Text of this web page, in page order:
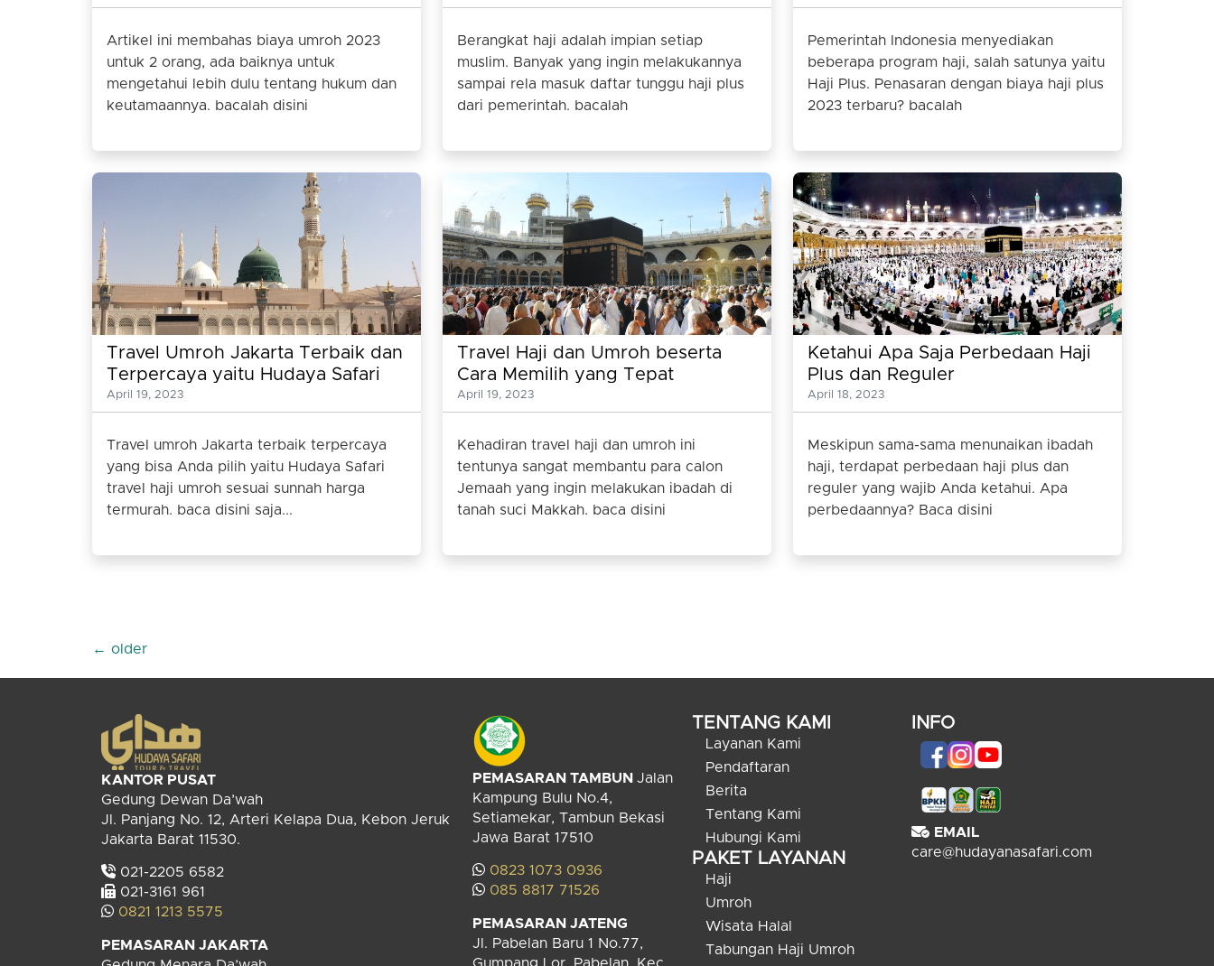
Artikel ini membahas biaya umroh 2023
untuk 2 orang, ada baiknya untuk
mengetahui lebih dulu tentang hukum dan
keutamaannya. bacalah disini
Berangkat haji adalah impian setiap
muslim. Banyak yang ingin melakukannya
sampai rela masuk daftar tunggu haji plus
dari pemerintah. bacalah
Pemerintah Indonesia menyediakan
beberapa program haji, salah satunya yaitu
Haji Plus. Penasaran dengan biaya haji plus
2023 terbaru? bacalah
Travel Umroh Jakarta Terbaik dan
Terpercaya yaitu Hudaya Safari
April 19, 2023
Travel umroh Jakarta terbaik terpercaya
yang bisa Anda pilih yaitu Hudaya Safari
travel haji umroh sesuai sunnah harga
termurah. baca disini saja...
Travel Haji dan Umroh beserta
Cara Memilih yang Tepat
April 19, 2023
Kehadiran travel haji dan umroh ini
tentunya sangat membantu para calon
Jemaah yang ingin melakukan ibadah di
tanah suci Makkah. baca disini
Ketahui Apa Saja Perbedaan Haji
Plus dan Reguler
April 18, 2023
Meskipun sama-sama menunaikan ibadah
haji, terdapat perbedaan haji plus dan
reguler yang wajib Anda ketahui. Apa
perbedaannya? Baca disini
← older
KANTOR PUSAT
Gedung Dewan Da’wah
Jl. Panjang No. 12, Arteri Kelapa Dua, Kebon Jeruk
Jakarta Barat 11530.
021-2205 6582
021-3161 961
0821 1213 5575
PEMASARAN JAKARTA
PEMASARAN TAMBUNJalan
Kampung Bulu No.4,
Setiamekar, Tambun Bekasi
Jawa Barat 17510
0823 1073 0936
085 8817 71526
PEMASARAN JATENG
Jl. Pabelan Baru 1 No.77,
Gumpang Lor, Pabelan, Kec.
TENTANG KAMI
Layanan Kami
Pendaftaran
Berita
Tentang Kami
Hubungi Kami
PAKET LAYANAN
Haji
Umroh
Wisata Halal
Tabungan Haji Umroh
INFO
EMAIL
care@hudayanasafari.com